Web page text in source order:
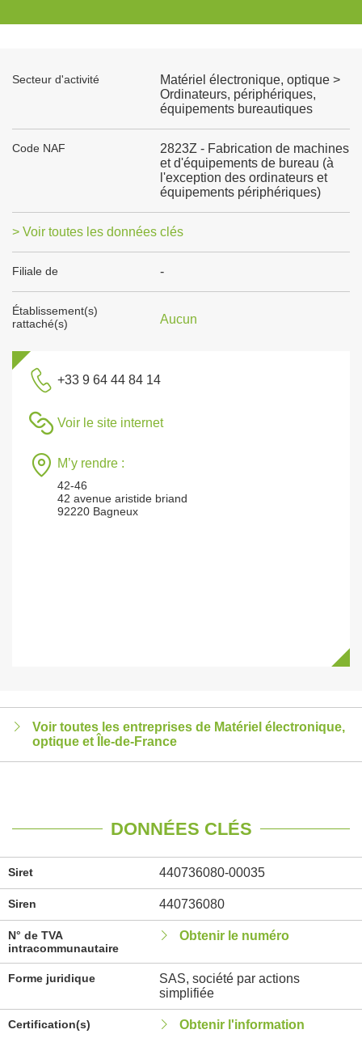
Secteur d'activité
Matériel électronique, optique >
Ordinateurs, périphériques,
équipements bureautiques
Code NAF
2823Z - Fabrication de machines
et d'équipements de bureau (à
l'exception des ordinateurs et
équipements périphériques)
> Voir toutes les données clés
Filiale de -
Établissement(s)
rattaché(s)
Aucun
+33 9 64 44 84 14
Voir le site internet
M’y rendre :
42-46
42 avenue aristide briand
92220 Bagneux
Voir toutes les entreprises de Matériel électronique,
optique et Île-de-France
DONNÉES CLÉS
Siret 440736080-00035
Siren 440736080
N° de TVA
intracommunautaire
Obtenir le numéro
Forme juridique
SAS, société par actions
simplifiée
Certification(s) Obtenir l'information